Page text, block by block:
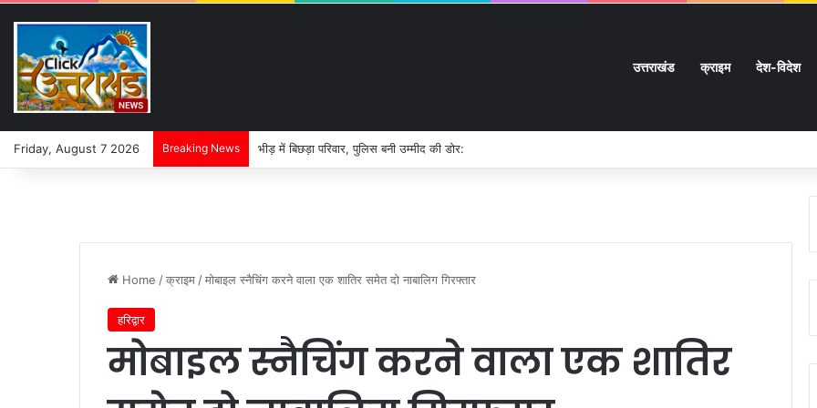
उत्तराखंड क्राइम देश-विदेश
Friday, August 7 2026 Breaking News भीड़ में बिछड़ा परिवार, पुलिस बनी उम्मीद की डोर:
Home /क्राइम /मोबाइल स्नैचिंग करने वाला एक शातिर समेत दो नाबालिग गिरफ्तार
हरिद्वार
मोबाइल स्नैचिंग करने वाला एक शातिर